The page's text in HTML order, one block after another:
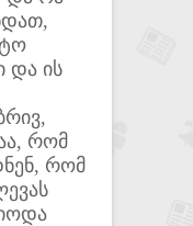
და ის
რომ
რომ